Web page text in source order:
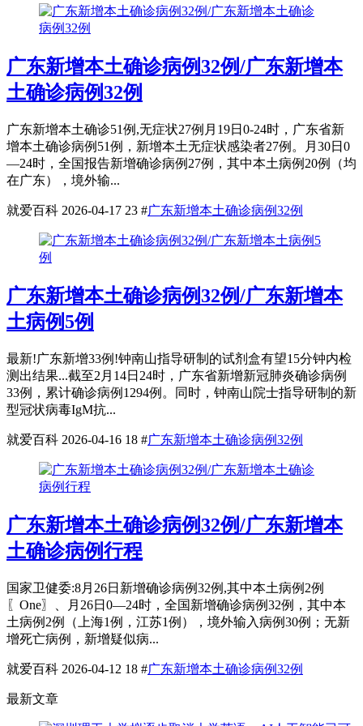
广东新增本土确诊病例32例/广东新增本
土确诊病例32例
广东新增本土确诊51例,无症状27例月19日0-24时，广东省新
增本土确诊病例51例，新增本土无症状感染者27例。月30日0
—24时，全国报告新增确诊病例27例，其中本土病例20例（均
在广东），境外输...
就爱百科 2026-04-17 23 #广东新增本土确诊病例32例
广东新增本土确诊病例32例/广东新增本
土病例5例
最新!广东新增33例!钟南山指导研制的试剂盒有望15分钟内检
测出结果...截至2月14日24时，广东省新增新冠肺炎确诊病例
33例，累计确诊病例1294例。同时，钟南山院士指导研制的新
型冠状病毒IgM抗...
就爱百科 2026-04-16 18 #广东新增本土确诊病例32例
广东新增本土确诊病例32例/广东新增本
土确诊病例行程
国家卫健委:8月26日新增确诊病例32例,其中本土病例2例
〖One〗、月26日0—24时，全国新增确诊病例32例，其中本
土病例2例（上海1例，江苏1例），境外输入病例30例；无新
增死亡病例，新增疑似病...
就爱百科 2026-04-12 18 #广东新增本土确诊病例32例
最新文章